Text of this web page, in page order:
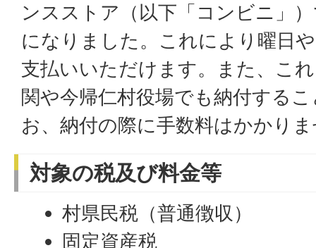
ンスストア（以下「コンビニ」
になりました。これにより曜日
支払いいただけます。また、こ
関や今帰仁村役場でも納付する
お、納付の際に手数料はかかり
対象の税及び料金等
村県民税（普通徴収）
固定資産税